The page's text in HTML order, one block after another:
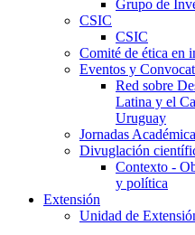
Grupo de
CSIC
CSIC
Comité de ética en
Eventos y
Red sobre
Latina y el
Uruguay
Jornadas
Divuglación
Contexto -
y política
Extensión
Unidad de